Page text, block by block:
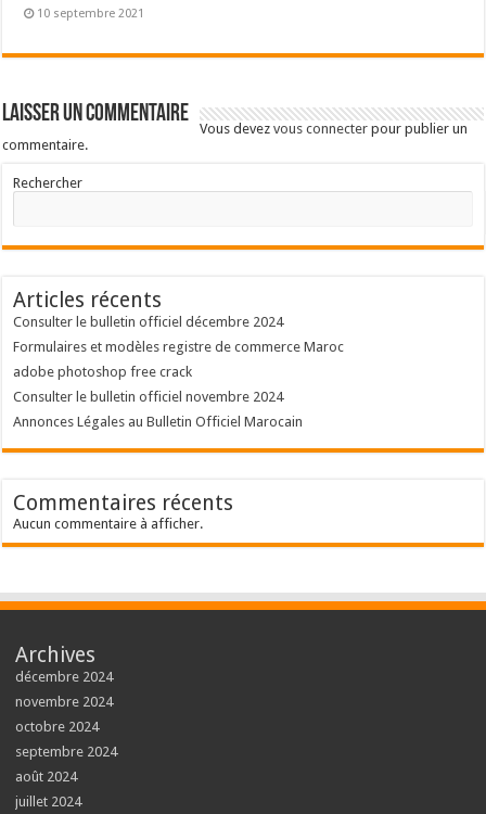
10 septembre 2021
Laisser un commentaire
Vous devezvous connecter pour publier un
commentaire.
Rechercher
Articles récents
Consulter le bulletin officiel décembre 2024
Formulaires et modèles registre de commerce Maroc
adobe photoshop free crack
Consulter le bulletin officiel novembre 2024
Annonces Légales au Bulletin Officiel Marocain
Commentaires récents
Aucun commentaire à afficher.
Archives
décembre 2024
novembre 2024
octobre 2024
septembre 2024
août 2024
juillet 2024